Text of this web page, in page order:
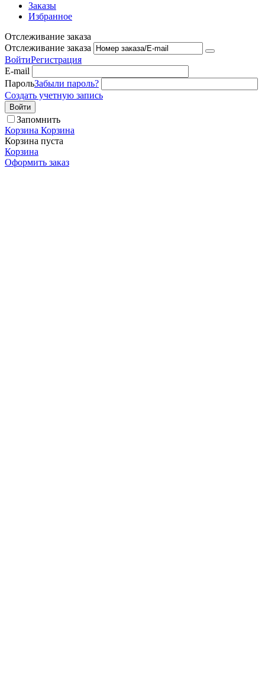
Заказы
Избранное
Отслеживание заказа
Отслеживание заказа
ВойтиРегистрация
E-mail
ПарольЗабыли пароль?
Создать учетную запись
Войти
Запомнить
Корзина Корзина
Корзина пуста
Корзина
Оформить заказ